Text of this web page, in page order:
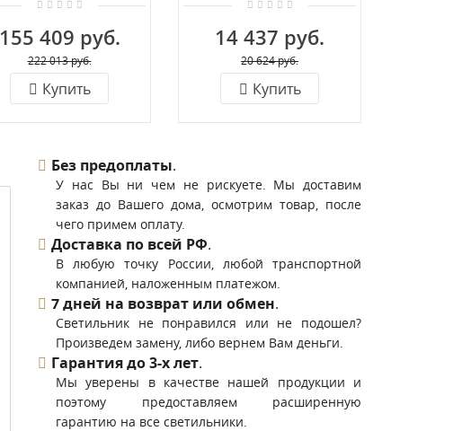
155 409 руб.
222 013 руб.
Купить
14 437 руб.
20 624 руб.
Купить
Без предоплаты.
У нас Вы ни чем не рискуете. Мы доставим
заказ до Вашего дома, осмотрим товар, после
чего примем оплату.
Доставка по всей РФ.
В любую точку России, любой транспортной
компанией, наложенным платежом.
7 дней на возврат или обмен.
Светильник не понравился или не подошел?
Произведем замену, либо вернем Вам деньги.
Гарантия до 3-х лет.
Мы уверены в качестве нашей продукции и
поэтому предоставляем расширенную
гарантию на все светильники.